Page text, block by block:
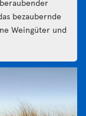
bezaubernde
Weingüter und